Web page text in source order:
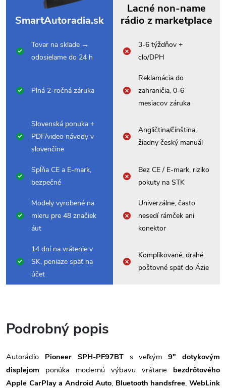
SmartAutoradia.sk
Lacné non-name
rádio z marketplace
Tovar na sklade →
odosielame do 24 h
3-6 týždňov +
clo/DPH
Plná 2-ročná záruka
Reklamácia do
zahraničia, 0-6
mesiacov záruka
Slovenská ponuka +
PDF/video návody v
slovenčine
Angličtina/čínština,
žiadny český manuál
Spĺňa CE a E-mark,
bezpečné
Bez CE / E-mark, riziko
pokuty na STK
Modely vyrobené na
mieru pre 48 značiek
áut
Univerzálne, často
nesedí rámček ani
konektor
14 dní na vrátenie v
SK, peniaze späť na
účet
Komplikované, drahé
poštovné späť do Ázie
Podrobný popis
Autorádio Pioneer SPH-PF97BTs veľkým9" dotykovým
displejom ponúka modernú výbavu vrátane bezdrôtového
Apple CarPlay a Android Auto, Bluetooth handsfree,WebLink